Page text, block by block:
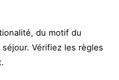
du motif du
Vérifiez les règles